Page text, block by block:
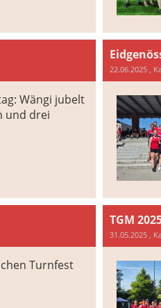
Wängi jubelt
und drei
22.06.2025,
Turnfest
TGM
31.05.2025,